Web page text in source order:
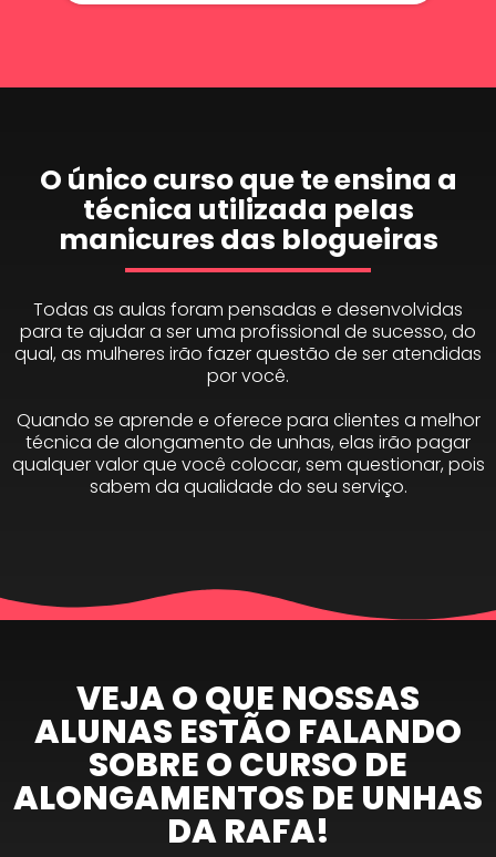
O único curso que te ensina a
técnica utilizada pelas
manicures das blogueiras
Todas as aulas foram pensadas e desenvolvidas
para te ajudar a ser uma profissional de sucesso, do
qual, as mulheres irão fazer questão de ser atendidas
por você.
Quando se aprende e oferece para clientes a melhor
técnica de alongamento de unhas, elas irão pagar
qualquer valor que você colocar, sem questionar, pois
sabem da qualidade do seu serviço.
VEJA O QUE NOSSAS
ALUNAS ESTÃO FALANDO
SOBRE O CURSO DE
ALONGAMENTOS DE UNHAS
DA RAFA!